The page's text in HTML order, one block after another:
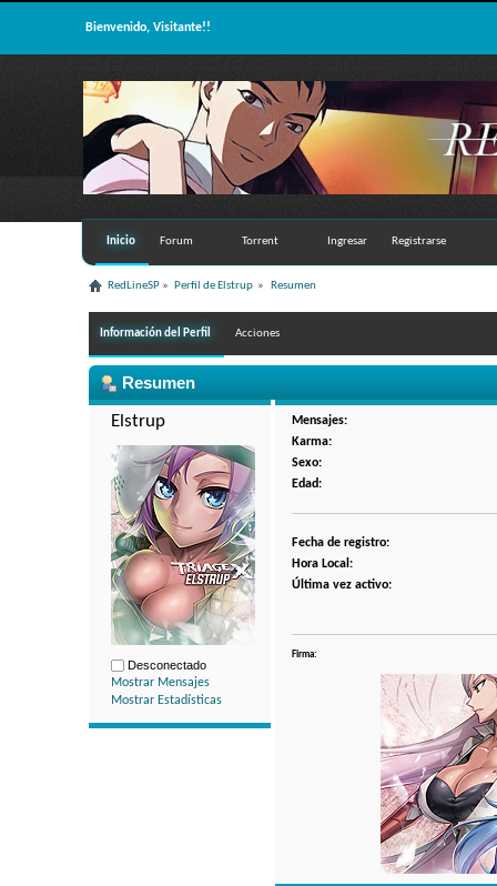
Bienvenido, Visitante!!
Inicio Forum Torrent Ingresar Registrarse
RedLineSP » Perfil de Elstrup » Resumen
Información del Perfil Acciones
Resumen
Elstrup
Desconectado
Mostrar Mensajes
Mostrar Estadísticas
Mensajes:
Karma:
Sexo:
Edad:
Fecha de registro:
Hora Local:
Última vez activo:
Firma: